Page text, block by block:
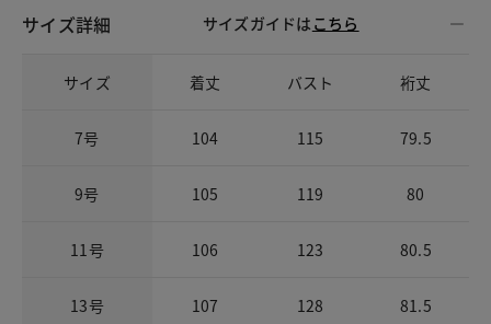
サイズ詳細 サイズガイドは こちら
サイズ 着丈 バスト 裄丈
7号 104 115 79.5
9号 105 119 80
11号 106 123 80.5
13号 107 128 81.5